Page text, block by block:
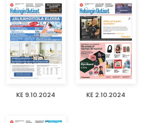
KE 9.10.2024 KE 2.10.2024